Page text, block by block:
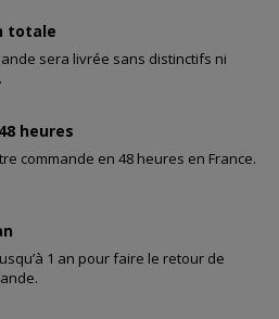
totale
sera livrée sans distinctifs ni
heures
commande en 48 heures en France.
1 an pour faire le retour de